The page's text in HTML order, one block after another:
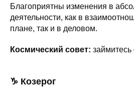
Благоприятны изменения в
деятельности, как в
плане, так и в деловом.
Космический совет:
♑ Козерог